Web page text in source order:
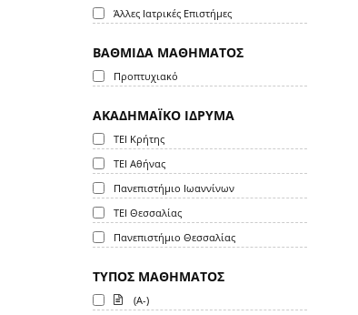
Άλλες Ιατρικές Επιστήμες
ΒΑΘΜΙΔΑ ΜΑΘΗΜΑΤΟΣ
Προπτυχιακό
ΑΚΑΔΗΜΑΪΚΟ ΙΔΡΥΜΑ
ΤΕΙ Κρήτης
ΤΕΙ Αθήνας
Πανεπιστήμιο Ιωαννίνων
ΤΕΙ Θεσσαλίας
Πανεπιστήμιο Θεσσαλίας
ΤΥΠΟΣ ΜΑΘΗΜΑΤΟΣ
(A-)